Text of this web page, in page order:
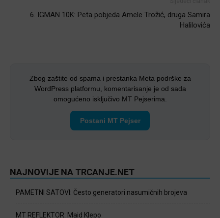
6. IGMAN 10K: Peta pobjeda Amele Trožić, druga Samira
Halilovića
Zbog zaštite od spama i prestanka Meta podrške za
WordPress platformu, komentarisanje je od sada
omogućeno isključivo MT Pejserima.
Postani MT Pejser
NAJNOVIJE NA TRCANJE.NET
PAMETNI SATOVI: Često generatori nasumičnih brojeva
MT REFLEKTOR: Maid Klepo